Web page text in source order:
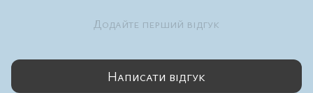
Додайте перший відгук
Написати відгук